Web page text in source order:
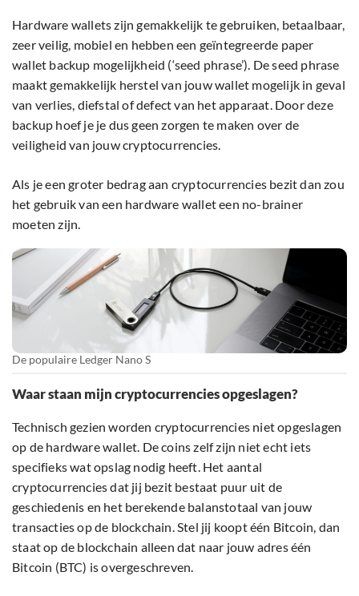
Hardware wallets zijn gemakkelijk te gebruiken, betaalbaar,
zeer veilig, mobiel en hebben een geïntegreerde paper
wallet backup mogelijkheid (‘seed phrase’). De seed phrase
maakt gemakkelijk herstel van jouw wallet mogelijk in geval
van verlies, diefstal of defect van het apparaat. Door deze
backup hoef je je dus geen zorgen te maken over de
veiligheid van jouw cryptocurrencies.
Als je een groter bedrag aan cryptocurrencies bezit dan zou
het gebruik van een hardware wallet een no-brainer
moeten zijn.
De populaire Ledger Nano S
Waar staan mijn cryptocurrencies opgeslagen?
Technisch gezien worden cryptocurrencies niet opgeslagen
op de hardware wallet. De coins zelf zijn niet echt iets
specifieks wat opslag nodig heeft. Het aantal
cryptocurrencies dat jij bezit bestaat puur uit de
geschiedenis en het berekende balanstotaal van jouw
transacties op de blockchain. Stel jij koopt één Bitcoin, dan
staat op de blockchain alleen dat naar jouw adres één
Bitcoin (BTC) is overgeschreven.